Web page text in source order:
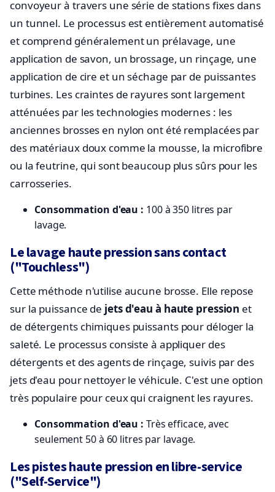
convoyeur à travers une série de stations fixes dans
un tunnel. Le processus est entièrement automatisé
et comprend généralement un prélavage, une
application de savon, un brossage, un rinçage, une
application de cire et un séchage par de puissantes
turbines. Les craintes de rayures sont largement
atténuées par les technologies modernes : les
anciennes brosses en nylon ont été remplacées par
des matériaux doux comme la mousse, la microfibre
ou la feutrine, qui sont beaucoup plus sûrs pour les
carrosseries.
Consommation d'eau : 100 à 350 litres par
lavage.
Le lavage haute pression sans contact
("Touchless")
Cette méthode n'utilise aucune brosse. Elle repose
sur la puissance de jets d'eau à haute pression et
de détergents chimiques puissants pour déloger la
saleté. Le processus consiste à appliquer des
détergents et des agents de rinçage, suivis par des
jets d'eau pour nettoyer le véhicule. C'est une option
très populaire pour ceux qui craignent les rayures.
Consommation d'eau : Très efficace, avec
seulement 50 à 60 litres par lavage.
Les pistes haute pression en libre-service
("Self-Service")